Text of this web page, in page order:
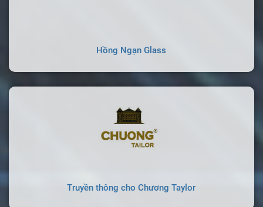
Hồng Ngạn Glass
Truyền thông cho Chương Taylor